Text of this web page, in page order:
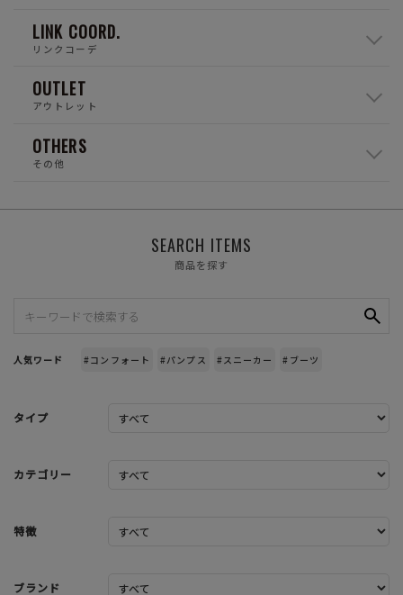
LINK COORD.
リンクコーデ
OUTLET
アウトレット
OTHERS
その他
SEARCH ITEMS
商品を探す
人気ワード #コンフォート #パンプス #スニーカー #ブーツ
タイプ
カテゴリー
特徴
ブランド